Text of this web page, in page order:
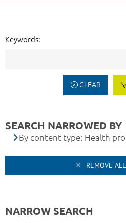
Keywords:
CLEAR
SEARCH NARROWED BY
By content type: Health
REMOVE
NARROW SEARCH